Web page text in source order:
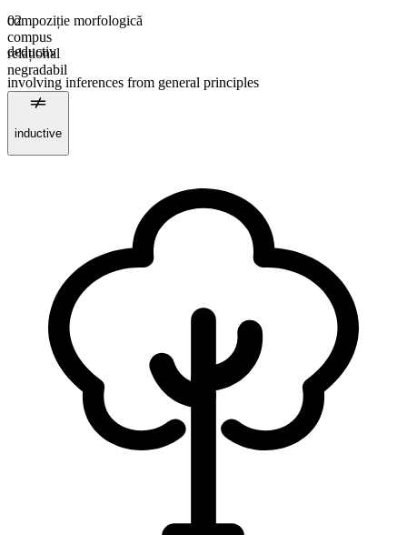
compoziție morfologică
compus
relațional
negradabil
02
deductiv
involving inferences from general principles
inductive